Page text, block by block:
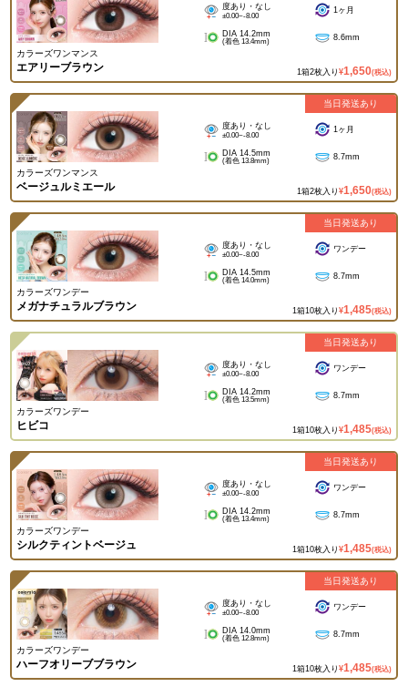
カラーズワンマンス
エアリーブラウン
度あり・なし
±0.00~-8.00
1ヶ月
DIA 14.2mm
(着色 13.4mm) 8.6mm
1箱2枚入り ¥1,650(税込)
カラーズワンマンス
ベージュルミエール
度あり・なし
±0.00~-8.00
1ヶ月
DIA 14.5mm
(着色 13.8mm) 8.7mm
1箱2枚入り ¥1,650(税込)
当日発送あり
カラーズワンデー
メガナチュラルブラウン
度あり・なし
±0.00~-8.00
ワンデー
DIA 14.5mm
(着色 14.0mm) 8.7mm
1箱10枚入り ¥1,485(税込)
当日発送あり
カラーズワンデー
ヒビコ
度あり・なし
±0.00~-8.00
ワンデー
DIA 14.2mm
(着色 13.5mm) 8.7mm
1箱10枚入り ¥1,485(税込)
当日発送あり
カラーズワンデー
シルクティントベージュ
度あり・なし
±0.00~-8.00
ワンデー
DIA 14.2mm
(着色 13.4mm) 8.7mm
1箱10枚入り ¥1,485(税込)
当日発送あり
カラーズワンデー
ハーフオリーブブラウン
度あり・なし
±0.00~-8.00
ワンデー
DIA 14.0mm
(着色 12.8mm) 8.7mm
1箱10枚入り ¥1,485(税込)
当日発送あり